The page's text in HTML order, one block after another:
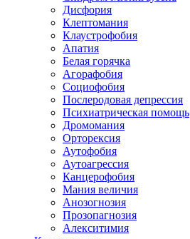
Дисфория
Клептомания
Клаустрофобия
Апатия
Белая горячка
Агорафобия
Социофобия
Послеродовая депрессия
Психиатрическая помощь
Дромомания
Орторексия
Аутофобия
Аутоагрессия
Канцерофобия
Мания величия
Анозогнозия
Прозопагнозия
Алекситимия